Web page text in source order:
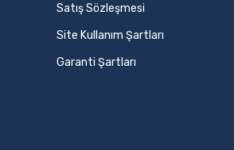
Satış Sözleşmesi
Site Kullanım Şartları
Garanti Şartları